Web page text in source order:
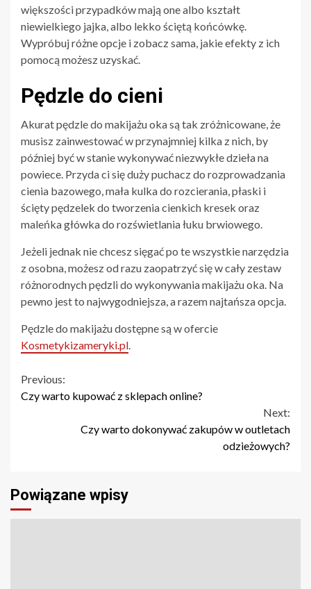
większości przypadków mają one albo kształt
niewielkiego jajka, albo lekko ściętą końcówkę.
Wypróbuj różne opcje i zobacz sama, jakie efekty z ich
pomocą możesz uzyskać.
Pędzle do cieni
Akurat pędzle do makijażu oka są tak zróżnicowane, że
musisz zainwestować w przynajmniej kilka z nich, by
później być w stanie wykonywać niezwykłe dzieła na
powiece. Przyda ci się duży puchacz do rozprowadzania
cienia bazowego, mała kulka do rozcierania, płaski i
ścięty pędzelek do tworzenia cienkich kresek oraz
maleńka główka do rozświetlania łuku brwiowego.
Jeżeli jednak nie chcesz sięgać po te wszystkie narzędzia
z osobna, możesz od razu zaopatrzyć się w cały zestaw
różnorodnych pędzli do wykonywania makijażu oka. Na
pewno jest to najwygodniejsza, a razem najtańsza opcja.
Pędzle do makijażu dostępne są w ofercie
Kosmetykizameryki.pl
Continue
Reading
Previous:
Czy warto kupować z sklepach online?
Next:
Czy warto dokonywać zakupów w outletach
odzieżowych?
Powiązane wpisy